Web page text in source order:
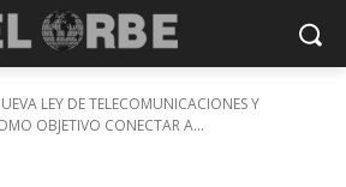
LEY DE TELECOMUNICACIONES Y
OBJETIVO CONECTAR A...